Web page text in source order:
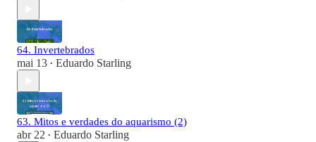
64. Invertebrados
mai 13 • Eduardo Starling
63. Mitos e verdades do aquarismo (2)
abr 22 • Eduardo Starling